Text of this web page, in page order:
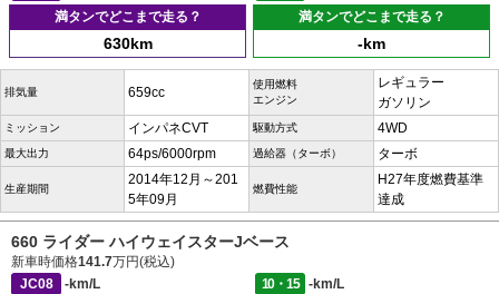
満タンでどこまで走る？
630km
満タンでどこまで走る？
-km
排気量 659cc
使用燃料
エンジン
レギュラー
ガソリン
ミッション インパネCVT 駆動方式 4WD
最大出力 64ps/6000rpm 過給器（ターボ） ターボ
生産期間
2014年12月～201
5年09月
燃費性能
H27年度燃費基準
達成
660 ライダー ハイウェイスターJベース
新車時価格141.7万円(税込)
JC08
-km/L 10・15
-km/L